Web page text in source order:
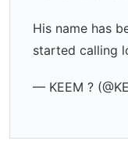
His name has
started calling
— KEEM ?